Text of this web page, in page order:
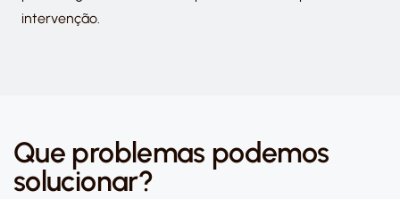
intervenção.
Que problemas podemos
solucionar?